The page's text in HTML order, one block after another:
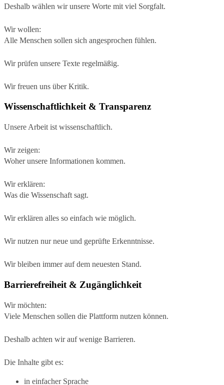
Deshalb wählen wir unsere Worte mit viel Sorgfalt.
Wir wollen:
Alle Menschen sollen sich angesprochen fühlen.
Wir prüfen unsere Texte regelmäßig.
Wir freuen uns über Kritik.
Wissenschaftlichkeit & Transparenz
Unsere Arbeit ist wissenschaftlich.
Wir zeigen:
Woher unsere Informationen kommen.
Wir erklären:
Was die Wissenschaft sagt.
Wir erklären alles so einfach wie möglich.
Wir nutzen nur neue und geprüfte Erkenntnisse.
Wir bleiben immer auf dem neuesten Stand.
Barrierefreiheit & Zugänglichkeit
Wir möchten:
Viele Menschen sollen die Plattform nutzen können.
Deshalb achten wir auf wenige Barrieren.
Die Inhalte gibt es:
in einfacher Sprache